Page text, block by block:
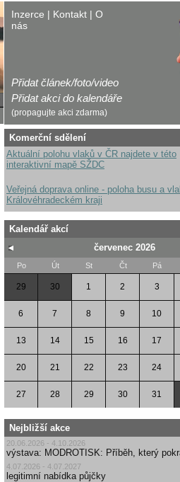
Inzerce | Kontakt | O
nás
Přidat článek/foto/video
Přidat akci do kalendáře
(propagujte akci zdarma)
Komerční sdělení
Aktuální polohu vlaků v ČR najdete v této
interaktivní mapě SŽDC
Veřejná doprava online - poloha busu a
Královéhradeckém kraji
Kalendář akcí
červenec 2026
Po Út St Čt Pá
29 30 1 2 3
6 7 8 9 10
13 14 15 16 17
20 21 22 23 24
27 28 29 30 31
Nejbližší akce
20.06.2026 - 4.10.2026
výstava: MODROTISK: Příběh, který
4.07.2026 - 4.07.2027
legitimní nabídka půjčky